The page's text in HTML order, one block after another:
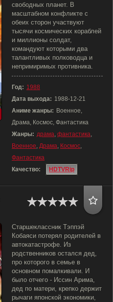
свободных планет. В
масштабном конфликте с
обеих сторон участвуют
тысячи космических кораблей
и миллионы солдат,
командуют которыми два
талантливых полководца и
непримиримых противника.
Год: 1988
Дата выхода: 1988-12-21
Аниме жанры: Военное,
Драма, Космос, Фантастика
Жанры: драма, фантастика,
Военное, Драма, Космос,
Фантастика
Качество:
HDTVRip
Старшеклассник Тэппэй
Кобаяси потерял родителей в
автокатастрофе. Из
родственников остался дед,
про которого в семье в
основном помалкивали. И
было отчего - Иссин Арима,
дед по матери, крепко держит
рычаги японской экономики,